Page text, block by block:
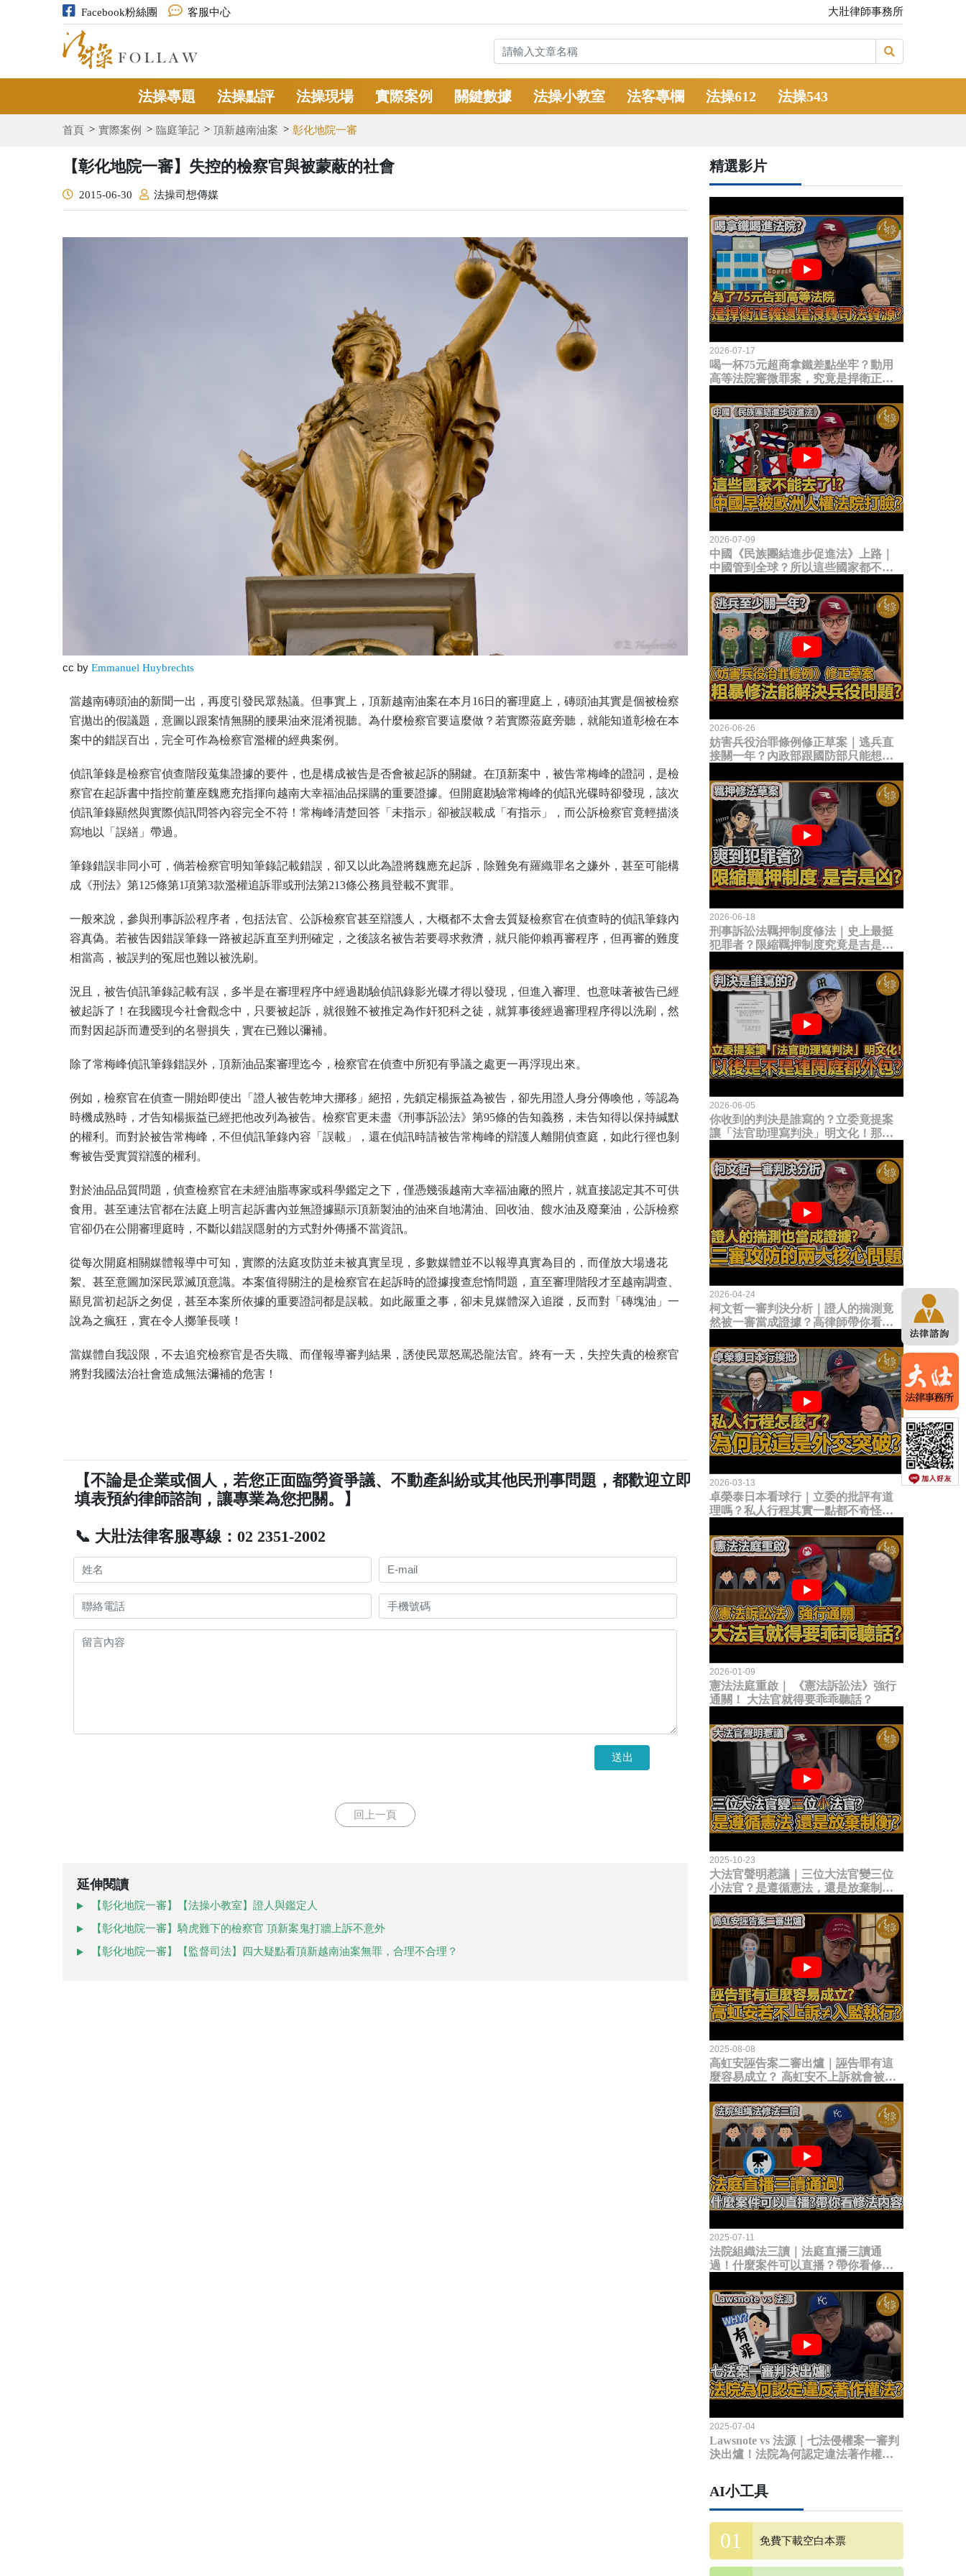
Facebook粉絲團 客服中心 大壯律師事務所
法操專題 法操點評 法操現場 實際案例 關鍵數據 法操小教室 法客專欄 法操612 法操543
首頁 實際案例 臨庭筆記 頂新越南油案 彰化地院一審
【彰化地院一審】失控的檢察官與被蒙蔽的社會
2015-06-30 法操司想傳媒
cc by Emmanuel Huybrechts
當越南磚頭油的新聞一出，再度引發民眾熱議。但事實上，頂新越南油案在本月16日的審理庭上，磚頭油其實是個被檢察
官拋出的假議題，意圖以跟案情無關的腰果油來混淆視聽。為什麼檢察官要這麼做？若實際蒞庭旁聽，就能知道彰檢在本
案中的錯誤百出，完全可作為檢察官濫權的經典案例。
偵訊筆錄是檢察官偵查階段蒐集證據的要件，也是構成被告是否會被起訴的關鍵。在頂新案中，被告常梅峰的證詞，是檢
察官在起訴書中指控前董座魏應充指揮向越南大幸福油品採購的重要證據。但開庭勘驗常梅峰的偵訊光碟時卻發現，該次
偵訊筆錄顯然與實際偵訊問答內容完全不符！常梅峰清楚回答「未指示」卻被誤載成「有指示」，而公訴檢察官竟輕描淡
寫地以「誤繕」帶過。
筆錄錯誤非同小可，倘若檢察官明知筆錄記載錯誤，卻又以此為證將魏應充起訴，除難免有羅織罪名之嫌外，甚至可能構
成《刑法》第125條第1項第3款濫權追訴罪或刑法第213條公務員登載不實罪。
一般來說，參與刑事訴訟程序者，包括法官、公訴檢察官甚至辯護人，大概都不太會去質疑檢察官在偵查時的偵訊筆錄內
容真偽。若被告因錯誤筆錄一路被起訴直至判刑確定，之後該名被告若要尋求救濟，就只能仰賴再審程序，但再審的難度
相當高，被誤判的冤屈也難以被洗刷。
況且，被告偵訊筆錄記載有誤，多半是在審理程序中經過勘驗偵訊錄影光碟才得以發現，但進入審理、也意味著被告已經
被起訴了！在我國現今社會觀念中，只要被起訴，就很難不被推定為作奸犯科之徒，就算事後經過審理程序得以洗刷，然
而對因起訴而遭受到的名譽損失，實在已難以彌補。
除了常梅峰偵訊筆錄錯誤外，頂新油品案審理迄今，檢察官在偵查中所犯有爭議之處更一再浮現出來。
例如，檢察官在偵查一開始即使出「證人被告乾坤大挪移」絕招，先鎖定楊振益為被告，卻先用證人身分傳喚他，等認為
時機成熟時，才告知楊振益已經把他改列為被告。檢察官更未盡《刑事訴訟法》第95條的告知義務，未告知得以保持緘默
的權利。而對於被告常梅峰，不但偵訊筆錄內容「誤載」，還在偵訊時請被告常梅峰的辯護人離開偵查庭，如此行徑也剝
奪被告受實質辯護的權利。
對於油品品質問題，偵查檢察官在未經油脂專家或科學鑑定之下，僅憑幾張越南大幸福油廠的照片，就直接認定其不可供
食用。甚至連法官都在法庭上明言起訴書內並無證據顯示頂新製油的油來自地溝油、回收油、餿水油及廢棄油，公訴檢察
官卻仍在公開審理庭時，不斷以錯誤隱射的方式對外傳播不當資訊。
從每次開庭相關媒體報導中可知，實際的法庭攻防並未被真實呈現，多數媒體並不以報導真實為目的，而僅放大場邊花
絮、甚至意圖加深民眾滅頂意識。本案值得關注的是檢察官在起訴時的證據搜查怠惰問題，直至審理階段才至越南調查、
顯見當初起訴之匆促，甚至本案所依據的重要證詞都是誤載。如此嚴重之事，卻未見媒體深入追蹤，反而對「磚塊油」一
說為之瘋狂，實在令人擲筆長嘆！
當媒體自我設限，不去追究檢察官是否失職、而僅報導審判結果，誘使民眾怒罵恐龍法官。終有一天，失控失責的檢察官
將對我國法治社會造成無法彌補的危害！
【不論是企業或個人，若您正面臨勞資爭議、不動產糾紛或其他民刑事問題，都歡迎立即
填表預約律師諮詢，讓專業為您把關。】
📞 大壯法律客服專線：02 2351-2002
送出
回上一頁
延伸閱讀
【彰化地院一審】【法操小教室】證人與鑑定人
【彰化地院一審】騎虎難下的檢察官 頂新案鬼打牆上訴不意外
【彰化地院一審】【監督司法】四大疑點看頂新越南油案無罪，合理不合理？
精選影片
2026-07-17
喝一杯75元超商拿鐵差點坐牢？動用
高等法院審微罪案，究竟是捍衛正義
2026-07-09
中國《民族團結進步促進法》上路｜
中國管到全球？所以這些國家都不能
臉？
2026-06-26
妨害兵役治罪條例修正草案｜逃兵直
接關一年？內政部跟國防部只能想到
題？
2026-06-18
刑事訴訟法羈押制度修法｜史上最挺
犯罪者？限縮羈押制度究竟是吉是
2026-06-05
你收到的判決是誰寫的？立委竟提案
讓「法官助理寫判決」明文化！那以
2026-04-24
柯文哲一審判決分析｜證人的揣測竟
然被一審當成證據？高律師帶你看未
2026-03-13
卓榮泰日本看球行｜立委的批評有道
理嗎？私人行程其實一點都不奇怪？
2026-01-09
憲法法庭重啟｜ 《憲法訴訟法》強行
通關！ 大法官就得要乖乖聽話？
2025-10-23
大法官聲明惹議｜三位大法官變三位
小法官？是遵循憲法，還是放棄制衡
2025-08-08
高虹安誣告案二審出爐｜誣告罪有這
麼容易成立？ 高虹安不上訴就會被
2025-07-11
法院組織法三讀｜法庭直播三讀通
過！什麼案件可以直播？帶你看修法
2025-07-04
Lawsnote vs 法源｜七法侵權案一審判
決出爐！法院為何認定違法著作權
AI小工具
免費下載空白本票